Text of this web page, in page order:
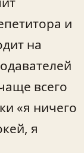
и
на
всего
«я ничего
я